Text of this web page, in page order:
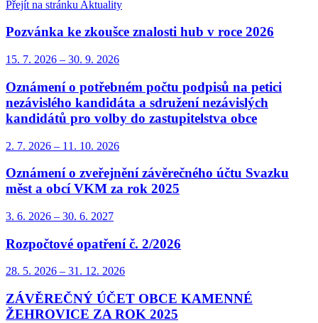
Přejít na stránku Aktuality
Pozvánka ke zkoušce znalosti hub v roce 2026
15. 7. 2026 – 30. 9. 2026
Oznámení o potřebném počtu podpisů na petici
nezávislého kandidáta a sdružení nezávislých
kandidátů pro volby do zastupitelstva obce
2. 7. 2026 – 11. 10. 2026
Oznámení o zveřejnění závěrečného účtu Svazku
měst a obcí VKM za rok 2025
3. 6. 2026 – 30. 6. 2027
Rozpočtové opatření č. 2/2026
28. 5. 2026 – 31. 12. 2026
ZÁVĚREČNÝ ÚČET OBCE KAMENNÉ
ŽEHROVICE ZA ROK 2025